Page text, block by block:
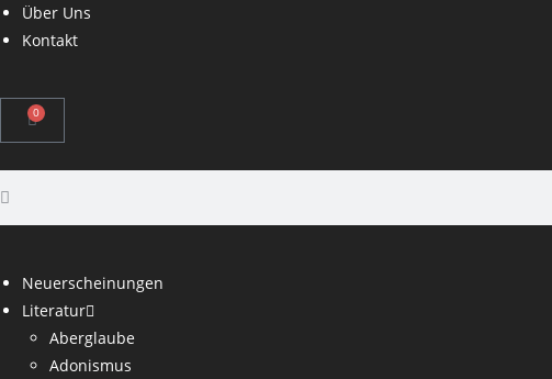
Über Uns
Kontakt
0
Neuerscheinungen
Literatur
Aberglaube
Adonismus